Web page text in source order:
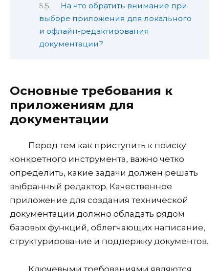
На что обратить внимание при
выборе приложения для локального
и офлайн-редактирования
документации?
Основные требования к
приложениям для
документации
Перед тем как приступить к поиску
конкретного инструмента, важно четко
определить, какие задачи должен решать
выбранный редактор. Качественное
приложение для создания технической
документации должно обладать рядом
базовых функций, облегчающих написание,
структурирование и поддержку документов.
Ключевыми требованиями являются